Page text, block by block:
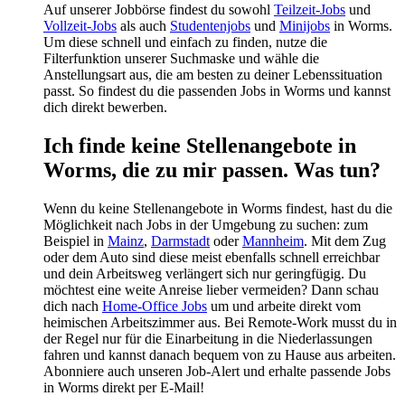
Auf unserer Jobbörse findest du sowohl Teilzeit-Jobs und
Vollzeit-Jobs als auch Studentenjobs und Minijobs in Worms.
Um diese schnell und einfach zu finden, nutze die
Filterfunktion unserer Suchmaske und wähle die
Anstellungsart aus, die am besten zu deiner Lebenssituation
passt. So findest du die passenden Jobs in Worms und kannst
dich direkt bewerben.
Ich finde keine Stellenangebote in
Worms, die zu mir passen. Was tun?
Wenn du keine Stellenangebote in Worms findest, hast du die
Möglichkeit nach Jobs in der Umgebung zu suchen: zum
Beispiel in Mainz, Darmstadt oderMannheim. Mit dem Zug
oder dem Auto sind diese meist ebenfalls schnell erreichbar
und dein Arbeitsweg verlängert sich nur geringfügig. Du
möchtest eine weite Anreise lieber vermeiden? Dann schau
dich nach Home-Office Jobs um und arbeite direkt vom
heimischen Arbeitszimmer aus. Bei Remote-Work musst du in
der Regel nur für die Einarbeitung in die Niederlassungen
fahren und kannst danach bequem von zu Hause aus arbeiten.
Abonniere auch unseren Job-Alert und erhalte passende Jobs
in Worms direkt per E-Mail!